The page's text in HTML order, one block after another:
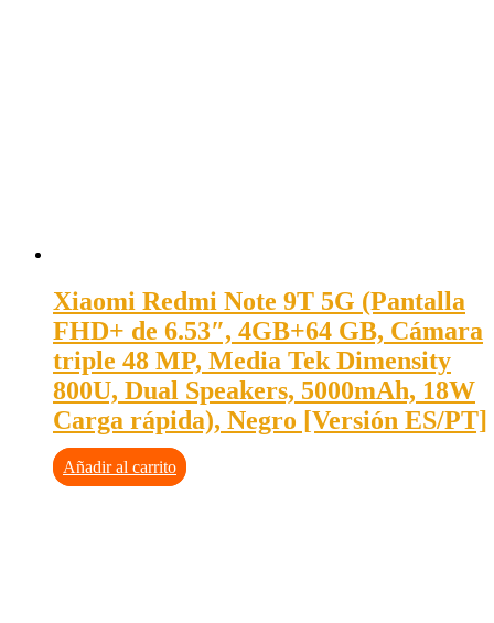
Xiaomi Redmi Note 9T 5G (Pantalla
FHD+ de 6.53″, 4GB+64 GB, Cámara
triple 48 MP, Media Tek Dimensity
800U, Dual Speakers, 5000mAh, 18W
Carga rápida), Negro [Versión ES/PT]
Añadir al carrito